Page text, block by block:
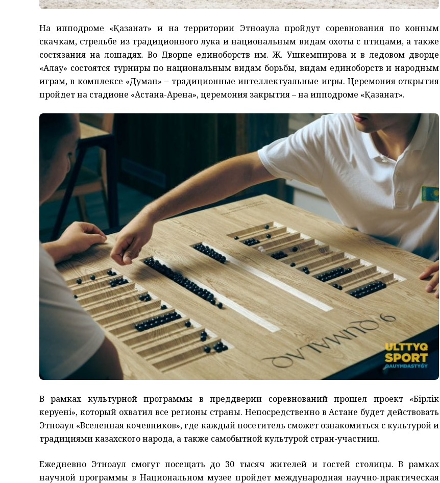
На ипподроме «Қазанат» и на территории Этноаула пройдут соревнования по конным
скачкам, стрельбе из традиционного лука и национальным видам охоты с птицами, а также
состязания на лошадях. Во Дворце единоборств им. Ж. Ушкемпирова и в ледовом дворце
«Алау» состоятся турниры по национальным видам борьбы, видам единоборств и народным
играм, в комплексе «Думан» – традиционные интеллектуальные игры. Церемония открытия
пройдет на стадионе «Астана-Арена», церемония закрытия – на ипподроме «Қазанат».
В рамках культурной программы в преддверии соревнований прошел проект «Бiрлiк
керуенi», который охватил все регионы страны. Непосредственно в Астане будет действовать
Этноаул «Вселенная кочевников», где каждый посетитель сможет ознакомиться с культурой и
традициями казахского народа, а также самобытной культурой стран-участниц.
Ежедневно Этноаул смогут посещать до 30 тысяч жителей и гостей столицы. В рамках
научной программы в Национальном музее пройдет международная научно-практическая